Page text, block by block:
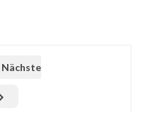
Nächste